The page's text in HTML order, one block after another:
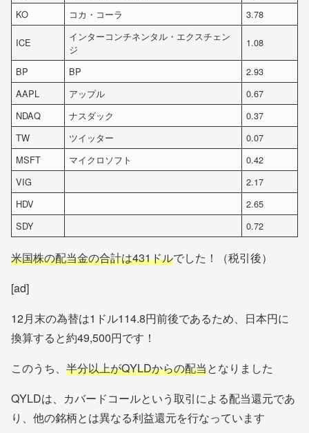
KO
コカ・コーラ 3.78
ICE
インターコンチネンタル・エクスチェン
ジ
1.08
BP BP
2.93
AAPL
アップル
0.67
NDAQ
ナスダック
0.37
TW
ツイッター
0.07
MSFT
マイクロソフト
0.42
VIG
2.17
HDV
2.65
SDY
0.72
米国株の配当金の合計は431ドルでした！（税引後）
[ad]
12月末の為替は1ドル114.8円前後であるため、日本円に
換算すると約49,500円です！
このうち、 半分以上がQYLDからの配当となりました
QYLDは、カバードコールという取引による配当還元であ
り、他の銘柄とは異なる利益還元を行なっています